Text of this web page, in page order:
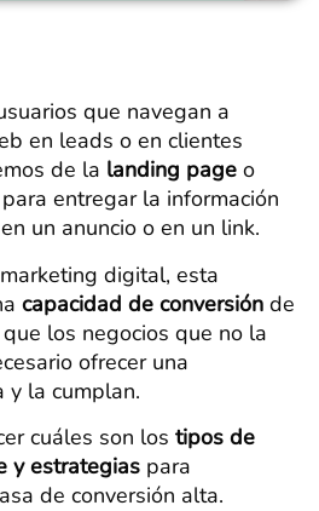
que navegan a
en leads o en clientes
de la landing page o
entregar la información
un anuncio o en un link.
digital, esta
capacidad de conversión de
que los negocios que no la
ofrecer una
y la cumplan.
cuáles son los tipos de
y estrategias para
de conversión alta.